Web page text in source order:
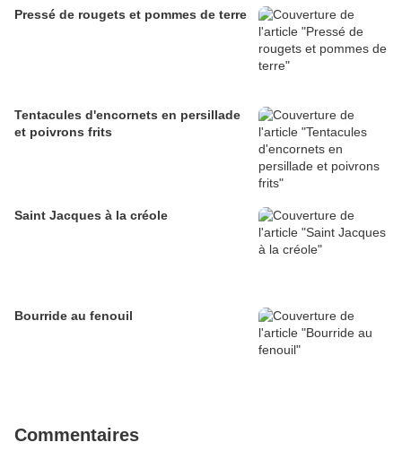
Pressé de rougets et pommes de terre
Tentacules d'encornets en persillade
et poivrons frits
Saint Jacques à la créole
Bourride au fenouil
Commentaires